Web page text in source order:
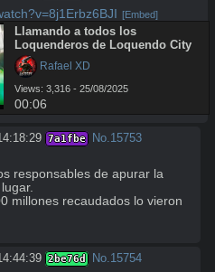
[Embed]
Llamando a todos los
Loquenderos de Loquendo City
Rafael XD
Views: 3,316 - 25/08/2025
00:06
7a1fbe No. 15753
responsables de apurar la
millones recaudados lo vieron
2be76d No. 15754